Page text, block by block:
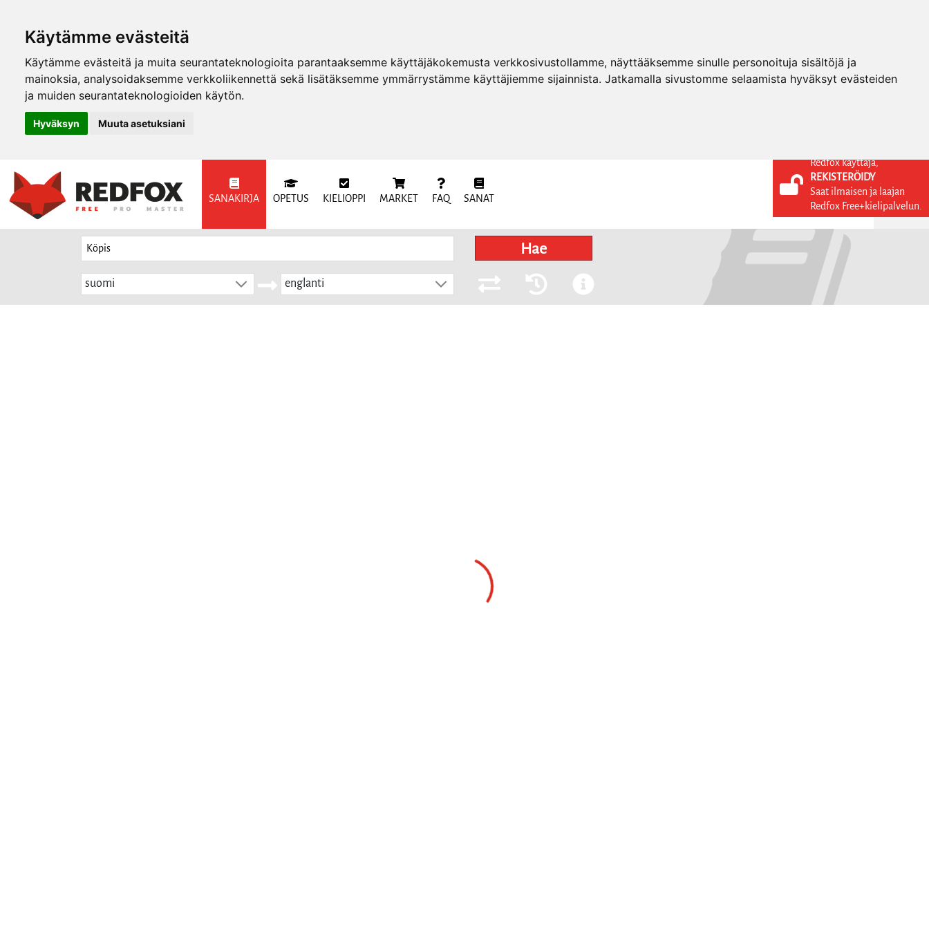
Käytämme evästeitä
Käytämme evästeitä ja muita seurantateknologioita parantaaksemme käyttäjäkokemusta verkkosivustollamme, näyttääksemme sinulle personoituja sisältöjä ja
mainoksia, analysoidaksemme verkkoliikennettä sekä lisätäksemme ymmärrystämme käyttäjiemme sijainnista. Jatkamalla sivustomme selaamista hyväksyt evästeiden
ja muiden seurantateknologioiden käytön.
Hyväksyn Muuta asetuksiani
SANAKIRJA OPETUS KIELIOPPI MARKET FAQ SANAT
KIRJAUDU SISÄÄN
REKISTERÖIDY
Hae
suomi englanti
Redfox käyttäjä,
REKISTERÖIDY
Saat ilmaisen ja laajan
Redfox Free+kielipalvelun.